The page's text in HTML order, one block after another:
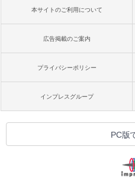
本サイトのご利用について
広告掲載のご案内
プライバシーポリシー
インプレスグループ
PC版